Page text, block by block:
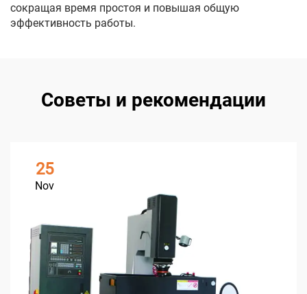
сокращая время простоя и повышая общую
эффективность работы.
Советы и рекомендации
25
Nov